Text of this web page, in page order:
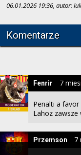
06.01.2026 19:36, autor:
Komentarze
Penalti a favor
Lahoz
Fenrir 7
Przemson 7